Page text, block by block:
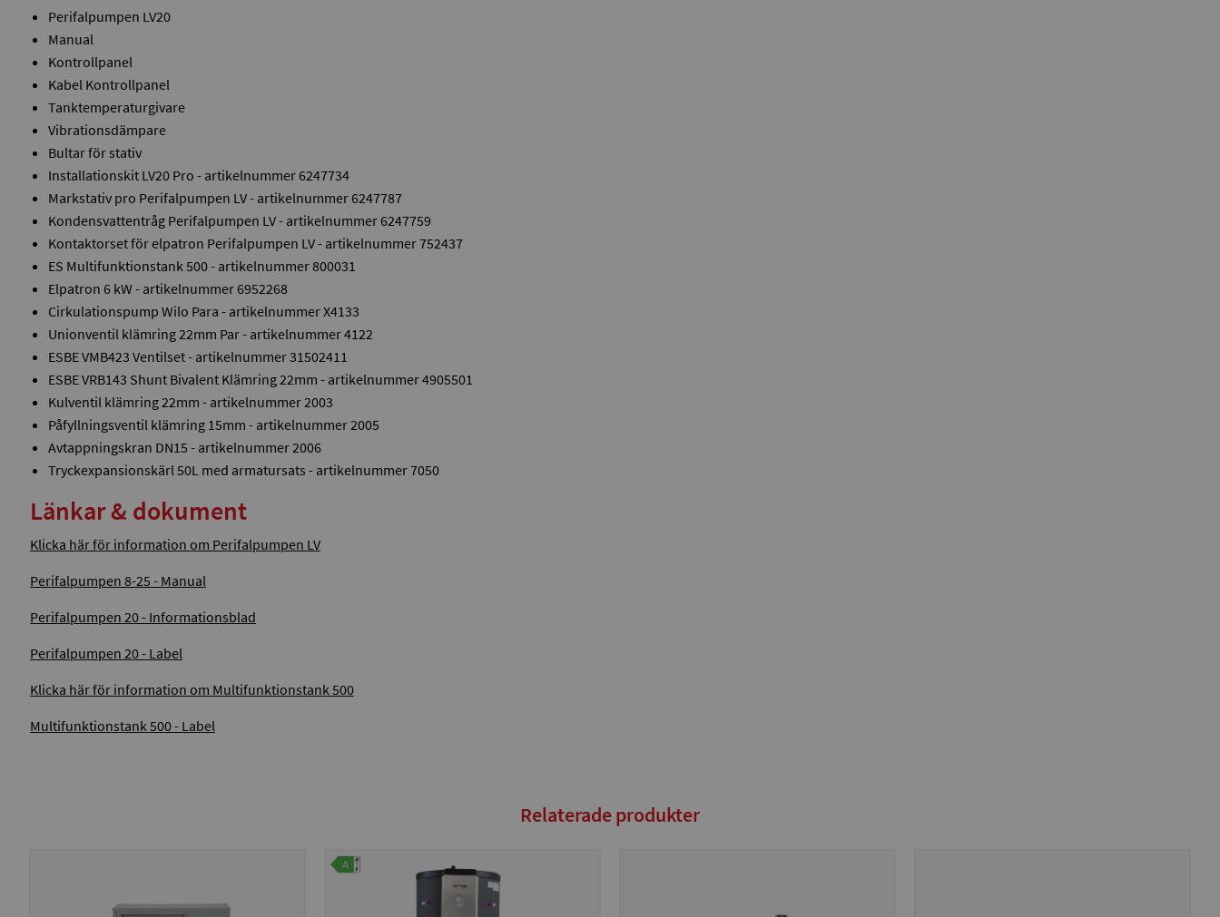
Perifalpumpen LV20
Manual
Kontrollpanel
Kabel Kontrollpanel
Tanktemperaturgivare
Vibrationsdämpare
Bultar för stativ
Installationskit LV20 Pro - artikelnummer 6247734
Markstativ pro Perifalpumpen LV - artikelnummer 6247787
Kondensvattentråg Perifalpumpen LV - artikelnummer 6247759
Kontaktorset för elpatron Perifalpumpen LV - artikelnummer 752437
ES Multifunktionstank 500 - artikelnummer 800031
Elpatron 6 kW - artikelnummer 6952268
Cirkulationspump Wilo Para - artikelnummer X4133
Unionventil klämring 22mm Par - artikelnummer 4122
ESBE VMB423 Ventilset - artikelnummer 31502411
ESBE VRB143 Shunt Bivalent Klämring 22mm - artikelnummer 4905501
Kulventil klämring 22mm - artikelnummer 2003
Påfyllningsventil klämring 15mm - artikelnummer 2005
Avtappningskran DN15 - artikelnummer 2006
Tryckexpansionskärl 50L med armatursats - artikelnummer 7050
Länkar & dokument
Klicka här för information om Perifalpumpen LV
Perifalpumpen 8-25 - Manual
Perifalpumpen 20 - Informationsblad
Perifalpumpen 20 - Label
Klicka här för information om Multifunktionstank 500
Multifunktionstank 500 - Label
Relaterade produkter